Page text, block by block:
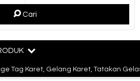
Cari
Karet, Gelang Karet, Tatakan